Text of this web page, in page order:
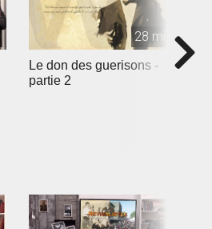
28 min
Le don des guerisons -
partie 2